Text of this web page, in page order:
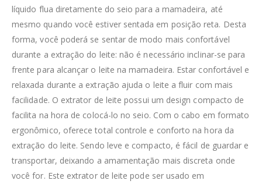
líquido flua diretamente do seio para a mamadeira, até
mesmo quando você estiver sentada em posição reta. Desta
forma, você poderá se sentar de modo mais confortável
durante a extração do leite: não é necessário inclinar-se para
frente para alcançar o leite na mamadeira. Estar confortável e
relaxada durante a extração ajuda o leite a fluir com mais
facilidade. O extrator de leite possui um design compacto de
facilita na hora de colocá-lo no seio. Com o cabo em formato
ergonômico, oferece total controle e conforto na hora da
extração do leite. Sendo leve e compacto, é fácil de guardar e
transportar, deixando a amamentação mais discreta onde
você for. Este extrator de leite pode ser usado em